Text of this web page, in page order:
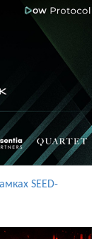
SEED-